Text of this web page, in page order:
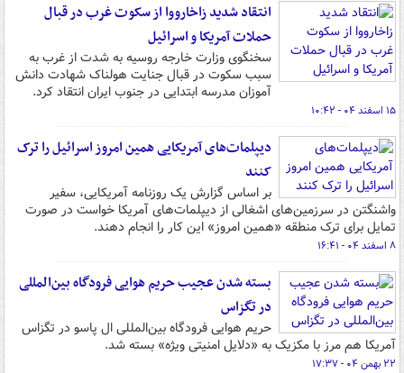
انتقاد شدید زاخارووا از سکوت غرب در قبال
حملات آمریکا و اسرائیل
سخنگوی وزارت خارجه روسیه به شدت از غرب به
سبب سکوت در قبال جنایت هولناک شهادت دانش
آموزان مدرسه ابتدایی در جنوب ایران انتقاد کرد.
۱۵ اسفند ۰۴ - ۱۰:۴۲
دیپلمات‌های آمریکایی همین امروز اسرائیل را ترک
کنند
بر اساس گزارش یک روزنامه آمریکایی، سفیر
واشنگتن در سرزمین‌های اشغالی از دیپلمات‌های آمریکا خواست در صورت
تمایل برای ترک منطقه «همین امروز» این کار را انجام دهند.
۸ اسفند ۰۴ - ۱۶:۴۱
بسته شدن عجیب حریم هوایی فرودگاه بین‌المللی
در تگزاس
حریم هوایی فرودگاه بین‌المللی ال پاسو در تگزاس
آمریکا هم مرز با مکزیک به «دلایل امنیتی ویژه» بسته شد.
۲۲ بهمن ۰۴ - ۱۷:۳۷